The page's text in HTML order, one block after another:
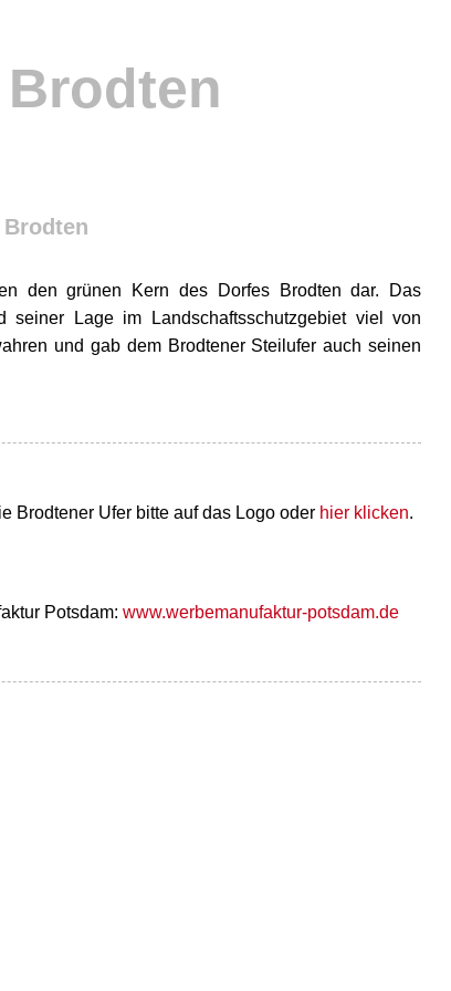
den grünen Kern des Dorfes Brodten dar. Das
seiner Lage im Landschaftsschutzgebiet viel von
und gab dem Brodtener Steilufer auch seinen
Brodtener Ufer bitte auf das Logo oder hier klicken.
Potsdam: www.werbemanufaktur-potsdam.de